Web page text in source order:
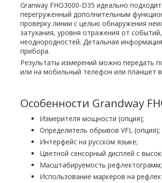
Granway FHO3000-D35 идеально
перегруженный дополнительным
проверку линии с целью обнаружения
затухания, уровня отражения от
неоднородностей. Детальная
прибора.
Результаты измерений можно передать
или на мобильный телефон или планшет
Особенности Grandway
Измерителя мощности (опция);
Определитель обрывов VFL (опция);
Интерфейс на русском языке;
Цветной сенсорный дисплей с
Масштабируемость рефлектограмм;
Использование маркеров на